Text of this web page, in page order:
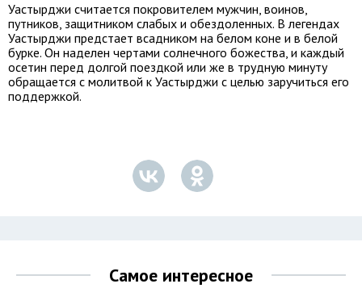
Уастырджи считается покровителем мужчин, воинов,
путников, защитником слабых и обездоленных. В легендах
Уастырджи предстает всадником на белом коне и в белой
бурке. Он наделен чертами солнечного божества, и каждый
осетин перед долгой поездкой или же в трудную минуту
обращается с молитвой к Уастырджи с целью заручиться его
поддержкой.
Самое интересное